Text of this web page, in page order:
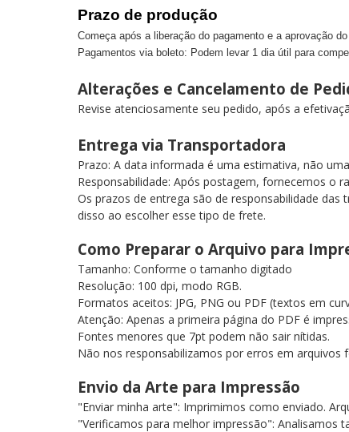
Prazo de produção
Começa após a liberação do pagamento e a aprovação
Pagamentos via boleto: Podem levar 1 dia útil para
Alterações e Cancelamento de
Revise atenciosamente seu pedido, após a
Entrega via Transportadora
Prazo: A data informada é uma estimativa, não
Responsabilidade: Após postagem, fornecemos o
Os prazos de entrega são de responsabilidade
disso ao escolher esse tipo de frete.
Como Preparar o Arquivo para
Tamanho: Conforme o tamanho digitado
Resolução: 100 dpi, modo RGB.
Formatos aceitos: JPG, PNG ou PDF (textos em
Atenção: Apenas a primeira página do PDF é
Fontes menores que 7pt podem não sair nítidas.
Não nos responsabilizamos por erros em arquivos
Envio da Arte para Impressão
"Enviar minha arte": Imprimimos como enviado.
"Verificamos para melhor impressão": Analisamos